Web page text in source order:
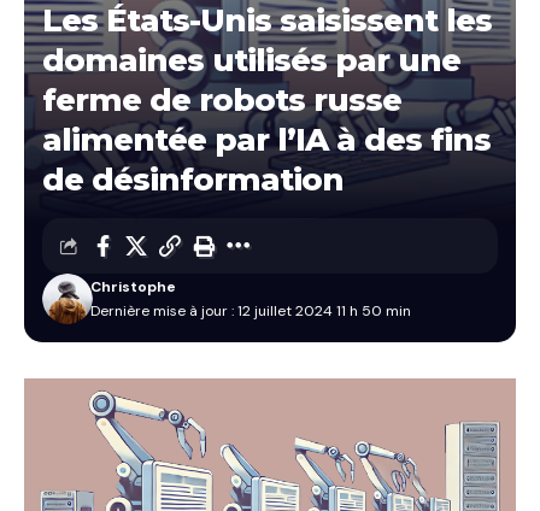
Les États-Unis saisissent les
domaines utilisés par une
ferme de robots russe
alimentée par l’IA à des fins
de désinformation
Dernière mise à jour : 12 juillet 2024 11 h 50 min
Christophe